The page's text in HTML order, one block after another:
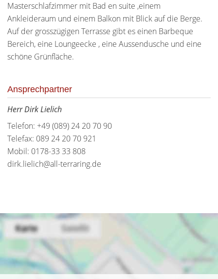
Masterschlafzimmer mit Bad en suite ,einem
Ankleideraum und einem Balkon mit Blick auf die Berge.
Auf der grosszügigen Terrasse gibt es einen Barbeque
Bereich, eine Loungeecke , eine Aussendusche und eine
schöne Grünfläche.
Ansprechpartner
Herr Dirk Lielich
Telefon: +49 (089) 24 20 70 90
Telefax: 089 24 20 70 921
Mobil: 0178-33 33 808
dirk.lielich@all-terraring.de